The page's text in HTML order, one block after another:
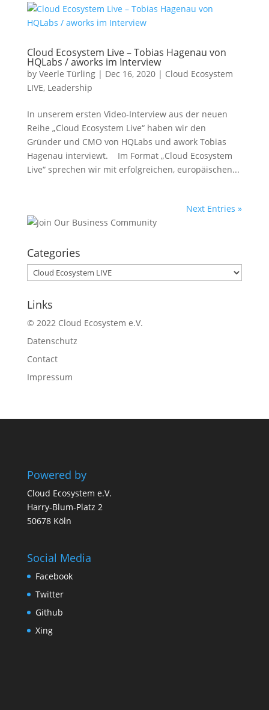
Cloud Ecosystem Live – Tobias Hagenau von
HQLabs / aworks im Interview
by Veerle Türling| Dec 16, 2020| Cloud Ecosystem
LIVE, Leadership
In unserem ersten Video-Interview aus der neuen
Reihe „Cloud Ecosystem Live“ haben wir den
Gründer und CMO von HQLabs und awork Tobias
Hagenau interviewt. Im Format „Cloud Ecosystem
Live“ sprechen wir mit erfolgreichen, europäischen...
Next Entries »
Categories
Categories
Links
© 2022 Cloud Ecosystem e.V.
Datenschutz
Contact
Impressum
Powered by
Cloud Ecosystem e.V.
Harry-Blum-Platz 2
50678 Köln
Social Media
Facebook
Twitter
Github
Xing